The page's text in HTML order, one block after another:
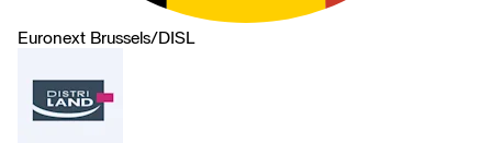
Euronext Brussels/DISL